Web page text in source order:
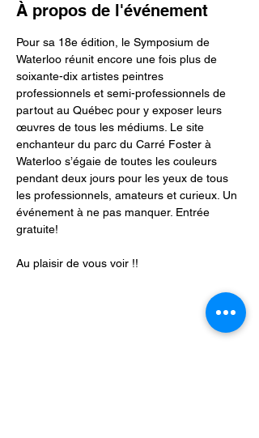
À propos de l'événement
Pour sa 18e édition, le Symposium de
Waterloo réunit encore une fois plus de
soixante-dix artistes peintres
professionnels et semi-professionnels de
partout au Québec pour y exposer leurs
œuvres de tous les médiums. Le site
enchanteur du parc du Carré Foster à
Waterloo s’égaie de toutes les couleurs
pendant deux jours pour les yeux de tous
les professionnels, amateurs et curieux. Un
événement à ne pas manquer. Entrée
gratuite!
Au plaisir de vous voir !!